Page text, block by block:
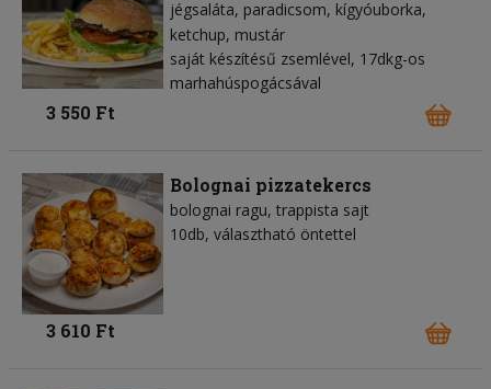
jégsaláta paradicsom kígyóuborka
ketchup mustár
saját készítésű zsemlével, 17dkg-os
marhahúspogácsával
3 550 Ft
Bolognai pizzatekercs
bolognai ragu trappista sajt
10db, választható öntettel
3 610 Ft